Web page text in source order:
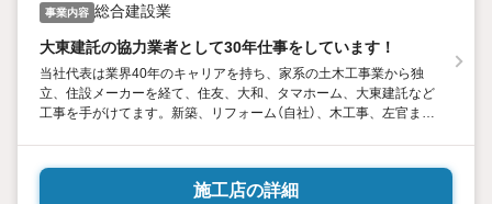
事業内容 総合建設業
大東建託の協力業者として30年仕事をしています！
当社代表は業界40年のキャリアを持ち、家系の土木工事業から独
立、住設メーカーを経て、住友、大和、タマホーム、大東建託など
工事を手がけてます。新築、リフォーム（自社）、木工事、左官ま、
施工店の詳細